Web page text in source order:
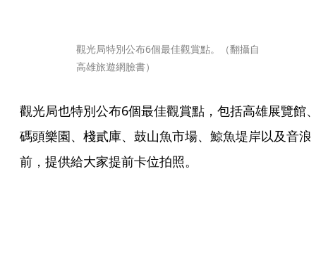
觀光局特別公布6個最佳觀賞點。（翻攝自
高雄旅遊網臉書）
觀光局也特別公布6個最佳觀賞點，包括高雄展覽館
碼頭樂園、棧貳庫、鼓山魚市場、鯨魚堤岸以及音浪
前，提供給大家提前卡位拍照。